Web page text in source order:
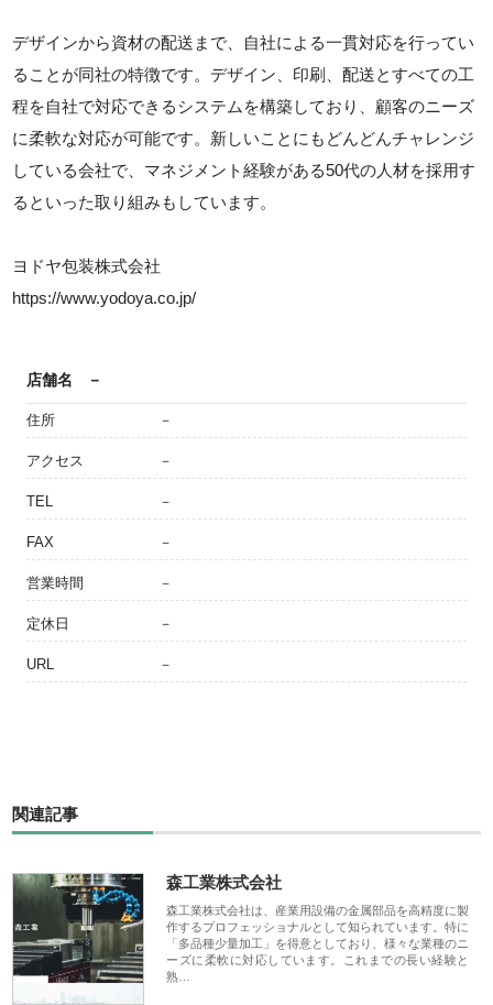
デザインから資材の配送まで、自社による一貫対応を行ってい
ることが同社の特徴です。デザイン、印刷、配送とすべての工
程を自社で対応できるシステムを構築しており、顧客のニーズ
に柔軟な対応が可能です。新しいことにもどんどんチャレンジ
している会社で、マネジメント経験がある50代の人材を採用す
るといった取り組みもしています。
ヨドヤ包装株式会社
https://www.yodoya.co.jp/
店舗名 －
住所 －
アクセス －
TEL －
FAX －
営業時間 －
定休日 －
URL －
関連記事
森工業株式会社
森工業株式会社は、産業用設備の金属部品を高精度に製
作するプロフェッショナルとして知られています。特に
「多品種少量加工」を得意としており、様々な業種のニ
ーズに柔軟に対応しています。これまでの長い経験と
熟…